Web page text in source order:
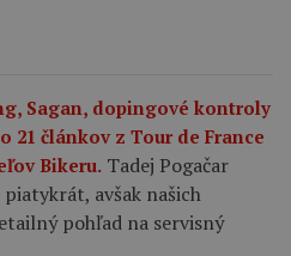
Sagan, dopingové kontroly
21 článkov z Tour de France
Bikeru. Tadej Pogačar
avšak našich
pohľad na servisný